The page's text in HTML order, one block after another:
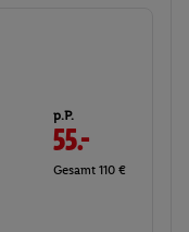
p.P.
55.-
Gesamt 110 €